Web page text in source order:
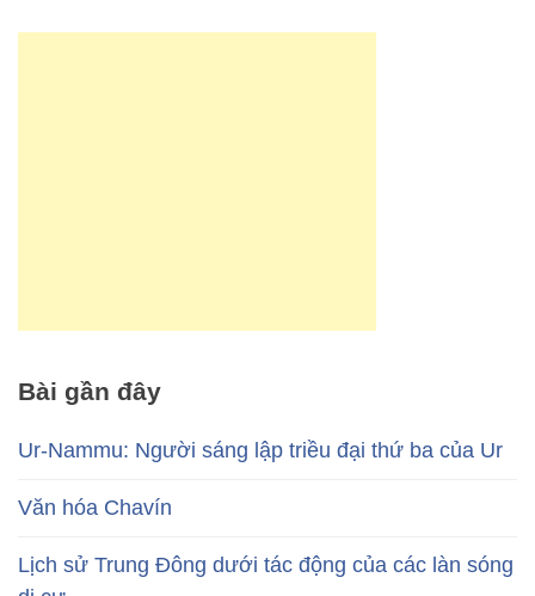
Bài gần đây
Ur-Nammu: Người sáng lập triều đại thứ ba của Ur
Văn hóa Chavín
Lịch sử Trung Đông dưới tác động của các làn sóng